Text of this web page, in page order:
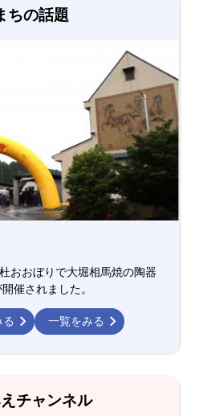
ちの話題
おおぼりで大堀相馬焼の陶器
催されました。
一覧をみる
チャンネル